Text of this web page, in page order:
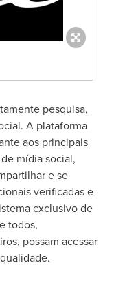
pesquisa,
A plataforma
aos principais
mídia social,
e se
verificadas e
exclusivo de
todos,
possam acessar